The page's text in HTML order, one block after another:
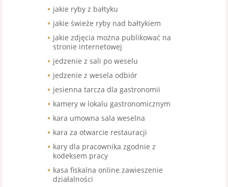
jakie ryby z bałtyku
jakie świeże ryby nad bałtykiem
jakie zdjęcia można publikować na
stronie internetowej
jedzenie z sali po weselu
jedzenie z wesela odbiór
jesienna tarcza dla gastronomii
kamery w lokalu gastronomicznym
kara umowna sala weselna
kara za otwarcie restauracji
kary dla pracownika zgodnie z
kodeksem pracy
kasa fiskalna online zawieszenie
działalności